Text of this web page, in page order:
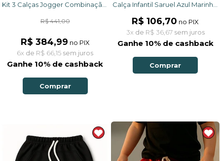
Kit 3 Calças Jogger Combinação Perfeita
R$ 441,00
R$ 384,99 no PIX
6x de R$ 66,15 sem juros
Ganhe 10% de cashback
Comprar
Calça Infantil Saruel Azul Marinho com ajuste na cintura, bolso frontal em moletinho
R$ 106,70 no PIX
3x de R$ 36,67sem juros
Ganhe 10% de cashback
Comprar